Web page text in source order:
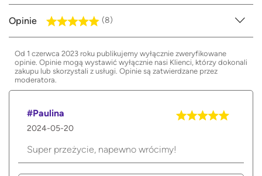
Opinie (8)
Od 1 czerwca 2023 roku publikujemy wyłącznie zweryfikowane
opinie. Opinie mogą wystawić wyłącznie nasi Klienci, którzy dokonali
zakupu lub skorzystali z usługi. Opinie są zatwierdzane przez
moderatora.
#Paulina
2024-05-20
Super przeżycie, napewno wrócimy!